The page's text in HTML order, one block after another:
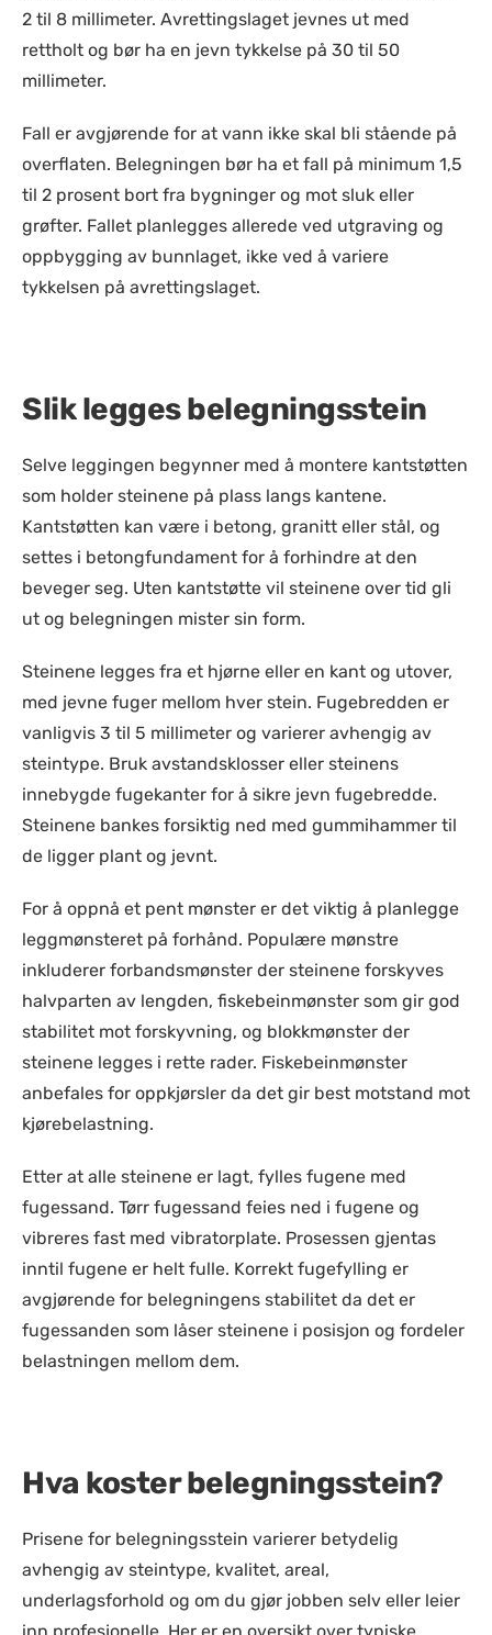
2 til 8 millimeter. Avrettingslaget jevnes ut med
rettholt og bør ha en jevn tykkelse på 30 til 50
millimeter.
Fall er avgjørende for at vann ikke skal bli stående på
overflaten. Belegningen bør ha et fall på minimum 1,5
til 2 prosent bort fra bygninger og mot sluk eller
grøfter. Fallet planlegges allerede ved utgraving og
oppbygging av bunnlaget, ikke ved å variere
tykkelsen på avrettingslaget.
Slik legges belegningsstein
Selve leggingen begynner med å montere kantstøtten
som holder steinene på plass langs kantene.
Kantstøtten kan være i betong, granitt eller stål, og
settes i betongfundament for å forhindre at den
beveger seg. Uten kantstøtte vil steinene over tid gli
ut og belegningen mister sin form.
Steinene legges fra et hjørne eller en kant og utover,
med jevne fuger mellom hver stein. Fugebredden er
vanligvis 3 til 5 millimeter og varierer avhengig av
steintype. Bruk avstandsklosser eller steinens
innebygde fugekanter for å sikre jevn fugebredde.
Steinene bankes forsiktig ned med gummihammer til
de ligger plant og jevnt.
For å oppnå et pent mønster er det viktig å planlegge
leggmønsteret på forhånd. Populære mønstre
inkluderer forbandsmønster der steinene forskyves
halvparten av lengden, fiskebeinmønster som gir god
stabilitet mot forskyvning, og blokkmønster der
steinene legges i rette rader. Fiskebeinmønster
anbefales for oppkjørsler da det gir best motstand mot
kjørebelastning.
Etter at alle steinene er lagt, fylles fugene med
fugessand. Tørr fugessand feies ned i fugene og
vibreres fast med vibratorplate. Prosessen gjentas
inntil fugene er helt fulle. Korrekt fugefylling er
avgjørende for belegningens stabilitet da det er
fugessanden som låser steinene i posisjon og fordeler
belastningen mellom dem.
Hva koster belegningsstein?
Prisene for belegningsstein varierer betydelig
avhengig av steintype, kvalitet, areal,
underlagsforhold og om du gjør jobben selv eller leier